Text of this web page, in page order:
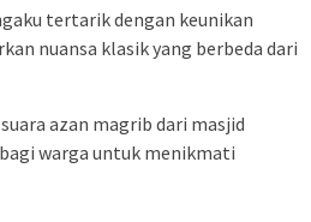
tertarik dengan keunikan
nuansa klasik yang berbeda dari
azan magrib dari masjid
warga untuk menikmati